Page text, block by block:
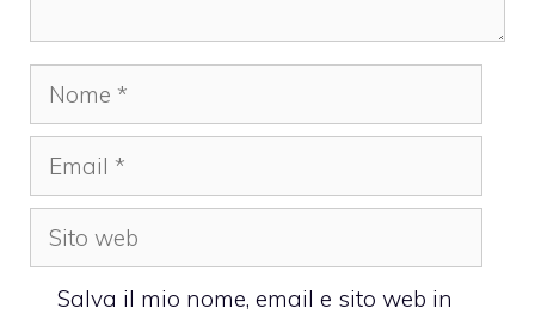
Nome
Email
Sito
web
Salva il mio nome, email e sito web in